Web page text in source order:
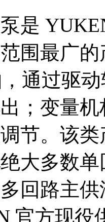
是
围最广
通过驱
；变量
节。该
大多数
回路主
官方现